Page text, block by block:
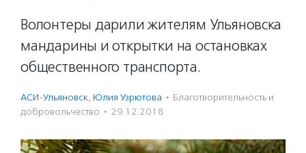
Волонтеры дарили жителям Ульяновска
мандарины и открытки на остановках
общественного транспорта.
АСИ-Ульяновск, Юлия Узрютова · Благотвори­тель­ность и
доброволь­чест­во · 29.12.2018